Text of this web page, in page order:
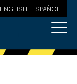
ENGLISH ESPAÑOL